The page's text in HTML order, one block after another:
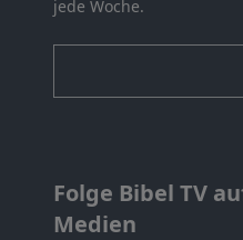
jede Woche.
Folge Bibel TV
Medien